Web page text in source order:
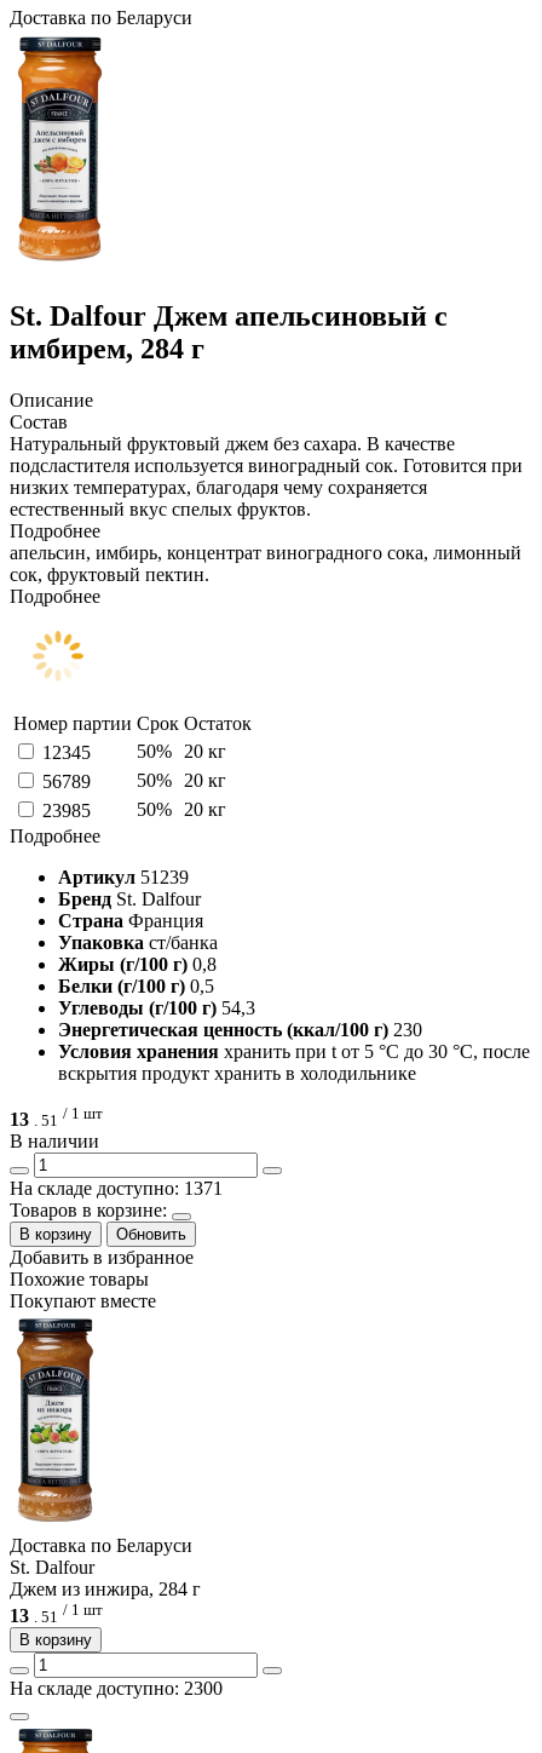
Доcтавка по Беларуси
St. Dalfour Джем апельсиновый с
имбирем, 284 г
Описание
Состав
Натуральный фруктовый джем без сахара. В качестве
подсластителя используется виноградный сок. Готовится при
низких температурах, благодаря чему сохраняется
естественный вкус спелых фруктов.
Подробнее
апельсин, имбирь, концентрат виноградного сока, лимонный
сок, фруктовый пектин.
Подробнее
Номер партии Срок Остаток
12345
50%
20 кг
56789
50%
20 кг
23985
50%
20 кг
Подробнее
Артикул 51239
Бренд St. Dalfour
Страна Франция
Упаковка ст/банка
Жиры (г/100 г) 0,8
Белки (г/100 г) 0,5
Углеводы (г/100 г) 54,3
Энергетическая ценность (ккал/100 г) 230
Условия хранения хранить при t от 5 °С до 30 °С, после
вскрытия продукт хранить в холодильнике
13 . 51 / 1 шт
В наличии
На складе доступно: 1371
Товаров в корзине:
В корзину Обновить
Добавить в избранное
Похожие товары
Покупают вместе
Доcтавка по Беларуси
St. Dalfour
Джем из инжира, 284 г
13 . 51 / 1 шт
В корзину
На складе доступно: 2300